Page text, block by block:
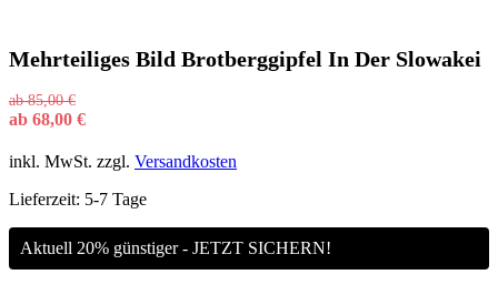
Mehrteiliges Bild Brotberggipfel In Der Slowakei
ab85,00€
ab 68,00 €
inkl. MwSt. zzgl. Versandkosten
Lieferzeit: 5-7 Tage
Aktuell 20% günstiger - JETZT SICHERN!